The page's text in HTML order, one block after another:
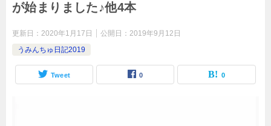
が始まりました♪他4本
更新日： 2020年1月17日 公開日： 2019年9月12日
うみんちゅ日記2019
Tweet 0 0